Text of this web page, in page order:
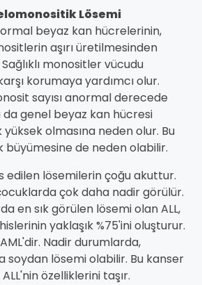
Lösemi
beyaz kan hücrelerinin,
aşırı üretilmesinden
monositler vücudu
korumaya yardımcı olur.
sayısı anormal derecede
da genel beyaz kan hücresi
yüksek olmasına neden olur. Bu
büyümesine de neden olabilir.
edilen lösemilerin çoğu akuttur.
çok daha nadir görülür.
en sık görülen lösemi olan ALL,
yaklaşık %75'ini oluşturur.
Nadir durumlarda,
soydan lösemi olabilir. Bu kanser
özelliklerini taşır.